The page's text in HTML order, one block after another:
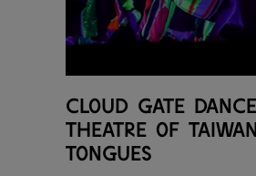
Cloud Gate Dance
Theatre of
Tongues